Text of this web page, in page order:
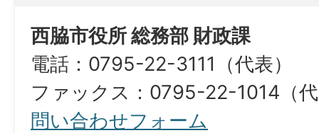
西脇市役所 総務部 財政課
電話：0795-22-3111（代表）
ファックス：0795-22-1014（
問い合わせフォーム